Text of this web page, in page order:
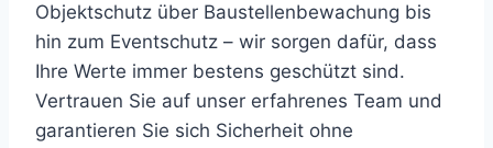
Objektschutz über Baustellenbewachung bis
hin zum Eventschutz – wir sorgen dafür, dass
Ihre Werte immer bestens geschützt sind.
Vertrauen Sie auf unser erfahrenes Team und
garantieren Sie sich Sicherheit ohne